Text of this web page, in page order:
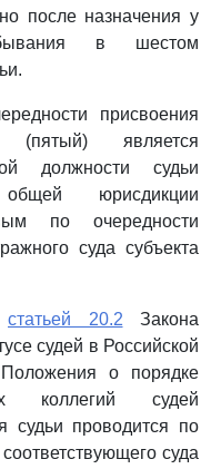
после назначения у
в шестом
присвоения
(пятый) является
должности судьи
юрисдикции
по очередности
суда субъекта
статьей 20.2 Закона
судей в Российской
о порядке
коллегий судей
судьи проводится по
суда